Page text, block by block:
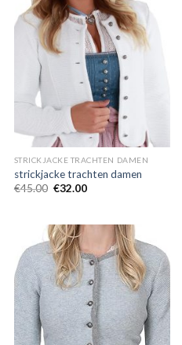
STRICKJACKE TRACHTEN DAMEN
strickjacke trachten damen
€45.00 €32.00